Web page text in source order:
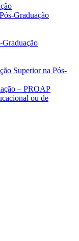
Graduação
Graduação
Superior na Pós-
– PROAP
ou de